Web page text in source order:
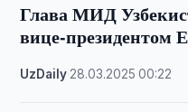
Глава МИД
вице-президентом
UzDaily 28.03.2025 ·00:22